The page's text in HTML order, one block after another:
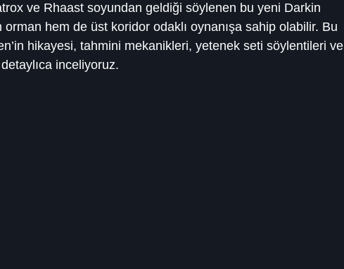
ve Rhaast soyundan geldiği söylenen bu yeni Darkin
orman hem de üst koridor odaklı oynanışa sahip olabilir. Bu
hikayesi, tahmini mekanikleri, yetenek seti söylentileri ve
inceliyoruz.